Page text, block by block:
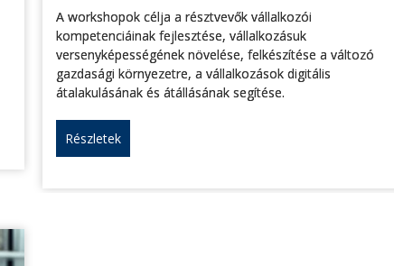
A workshopok célja a résztvevők vállalkozói
kompetenciáinak fejlesztése, vállalkozásuk
versenyképességének növelése, felkészítése a változó
gazdasági környezetre, a vállalkozások digitális
átalakulásának és átállásának segítése.
Részletek